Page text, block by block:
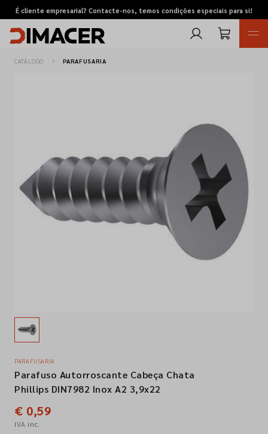
É cliente empresarial? Contacte-nos, temos condições especiais para si!
Retomas
Pedidos de cotação
Contactos
Siga-nos nas redes sociais
CATÁLOGO PARAFUSARIA
PARAFUSARIA
Parafuso Autorroscante Cabeça Chata
Phillips DIN7982 Inox A2 3,9x22
€ 0,59
IVA inc.